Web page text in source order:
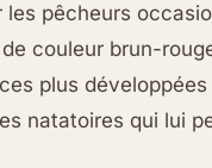
pêcheurs
couleur brun-
plus
natatoires qui lui